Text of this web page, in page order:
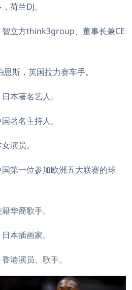
荷兰DJ。
立方think3group、董事长兼CE
斯，英国拉力赛车手。
本著名艺人。
著名主持人。
演员。
第一位参加欧洲五大联赛的球
华裔歌手。
本插画家。
港演员、歌手。